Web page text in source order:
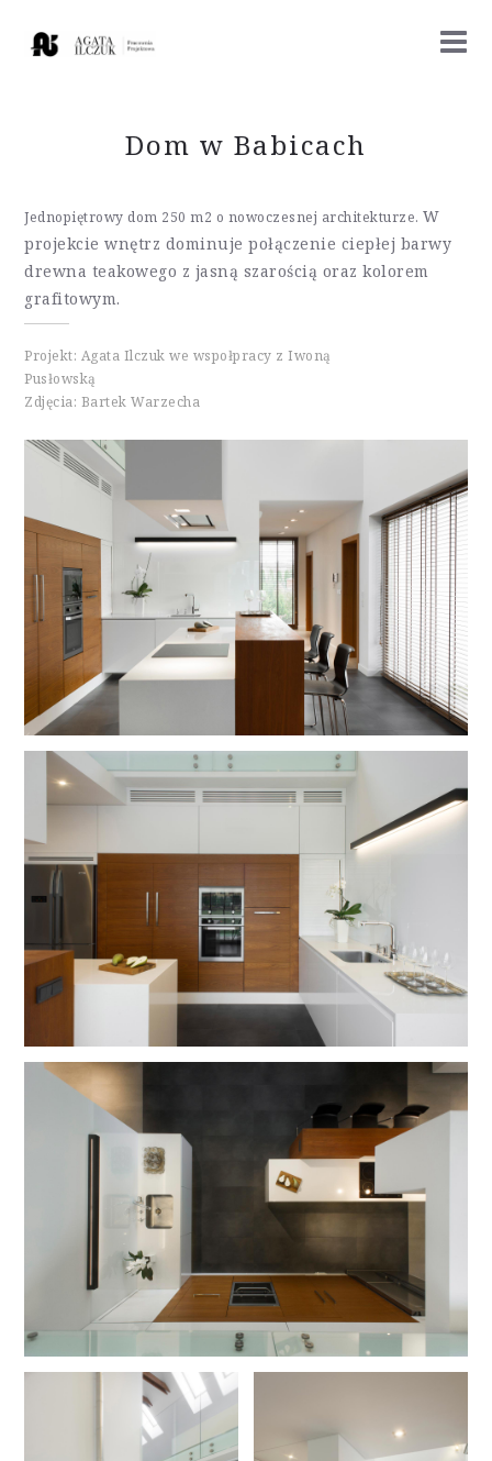
Dom w Babicach
Jednopiętrowy dom 250 m2 o nowoczesnej architekturze.W
projekcie wnętrz dominuje połączenie ciepłej barwy
drewna teakowego z jasną szarością oraz kolorem
grafitowym.
Projekt: Agata Ilczuk we wspołpracy z Iwoną
Pusłowską
Zdjęcia: Bartek Warzecha